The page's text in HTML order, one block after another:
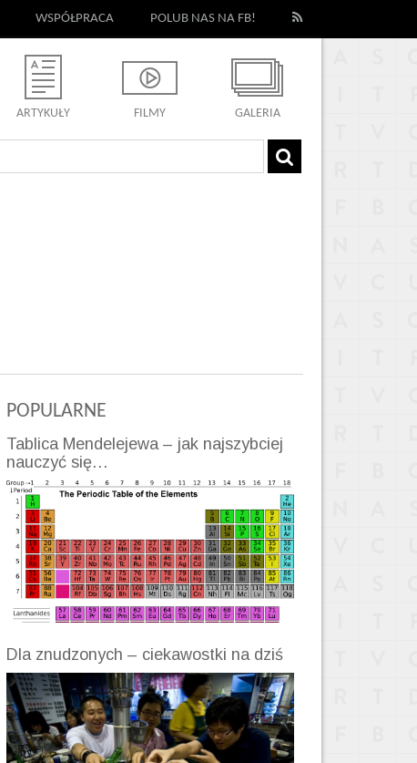
WSPÓŁPRACA POLUB NAS NA FB!
ARTYKUŁY FILMY GALERIA
POPULARNE
Tablica Mendelejewa – jak najszybciej
nauczyć się…
Dla znudzonych – ciekawostki na dziś